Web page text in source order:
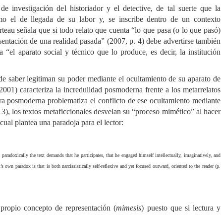
investigación del historiador y el detective, de tal suerte que la
el de llegada de su labor y, se inscribe dentro de un contexto
señala que si todo relato que cuenta “lo que pasa (o lo que pasó)
de una realidad pasada” (2007, p. 4) debe advertirse también
“el aparato social y técnico que lo produce, es decir, la institución
saber legitiman su poder mediante el ocultamiento de su aparato de
caracteriza la incredulidad posmoderna frente a los metarrelatos
problematiza el conflicto de ese ocultamiento mediante
los textos metaficcionales desvelan su “proceso mimético” al hacer
plantea una paradoja para el lector:
the text demands that he participates, that he engaged himself intellectually, imaginatively, and
paradox is that is both narcissistically self-reflexive and yet focused outward, oriented to the reader (p.
concepto de representación (mimesis) puesto que si lectura y